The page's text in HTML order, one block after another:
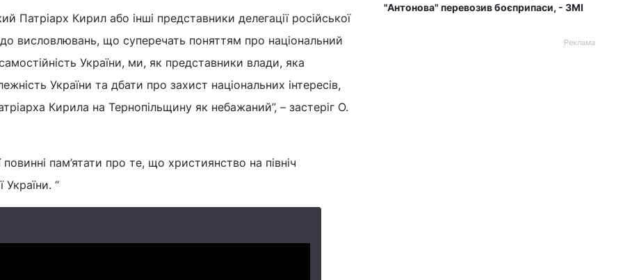
Патріарх Кирил або інші представники делегації російської
висловлювань, що суперечать поняттям про національний
України, ми, як представники влади, яка
України та дбати про захист національних інтересів,
Кирила на Тернопільщину як небажаний”, – застеріг О.
повинні пам’ятати про те, що християнство на північ
“
"Антонова" перевозив боєприпаси, - ЗМІ
Реклама